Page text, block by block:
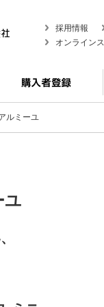
採用情報
オンライン
ルミーユ
ユ